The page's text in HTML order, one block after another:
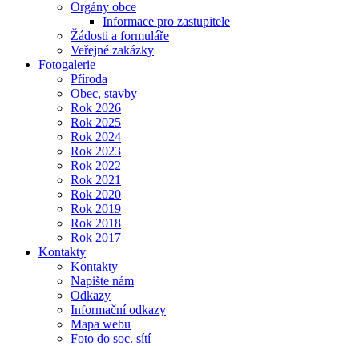
Orgány obce
Informace pro zastupitele
Žádosti a formuláře
Veřejné zakázky
Fotogalerie
Příroda
Obec, stavby
Rok 2026
Rok 2025
Rok 2024
Rok 2023
Rok 2022
Rok 2021
Rok 2020
Rok 2019
Rok 2018
Rok 2017
Kontakty
Kontakty
Napište nám
Odkazy
Informační odkazy
Mapa webu
Foto do soc. sítí